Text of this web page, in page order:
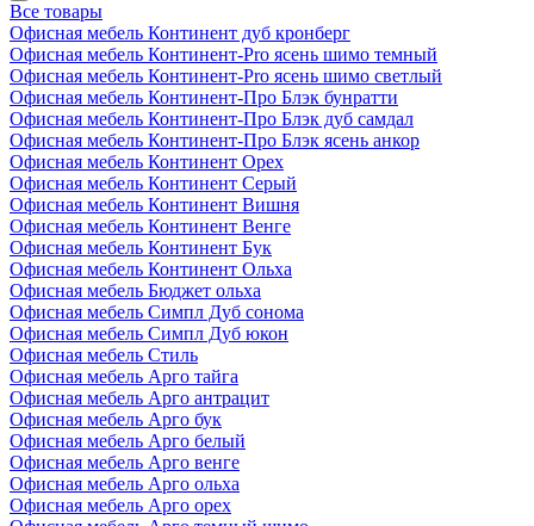
Все товары
Офисная мебель Континент дуб кронберг
Офисная мебель Континент-Pro ясень шимо темный
Офисная мебель Континент-Pro ясень шимо светлый
Офисная мебель Континент-Про Блэк бунратти
Офисная мебель Континент-Про Блэк дуб самдал
Офисная мебель Континент-Про Блэк ясень анкор
Офисная мебель Континент Орех
Офисная мебель Континент Серый
Офисная мебель Континент Вишня
Офисная мебель Континент Венге
Офисная мебель Континент Бук
Офисная мебель Континент Ольха
Офисная мебель Бюджет ольха
Офисная мебель Симпл Дуб сонома
Офисная мебель Симпл Дуб юкон
Офисная мебель Стиль
Офисная мебель Арго тайга
Офисная мебель Арго антрацит
Офисная мебель Арго бук
Офисная мебель Арго белый
Офисная мебель Арго венге
Офисная мебель Арго ольха
Офисная мебель Арго орех